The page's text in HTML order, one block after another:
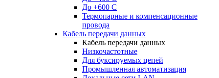
До +600 С
Термопарные и компенсационные
провода
Кабель передачи данных
Кабель передачи данных
Низкочастотные
Для буксируемых цепей
Промышленная автоматизация